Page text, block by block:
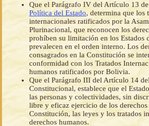
Que el Parágrafo IV del Artículo 13
Política del Estado, determina que los
internacionales ratificados por la
Plurinacional, que reconocen los
prohíben su limitación en los Estados
prevalecen en el orden interno. Los
consagrados en la Constitución se
conformidad con los Tratados
humanos ratificados por Bolivia.
Que el Parágrafo III del Artículo 14
Constitucional, establece que el
las personas y colectividades, sin
libre y eficaz ejercicio de los derechos
Constitución, las leyes y los tratados
derechos humanos.